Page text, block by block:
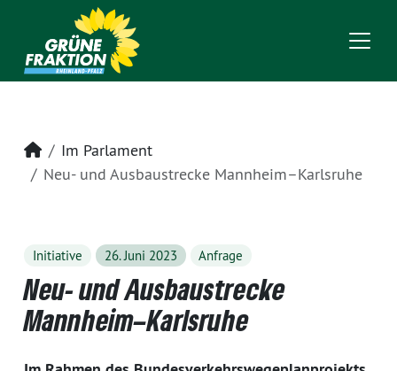
Startseite
Im Parlament
Neu- und Ausbaustrecke Mannheim–Karlsruhe
Initiative 26. Juni 2023 Anfrage
Neu- und Ausbaustrecke
Mannheim–Karlsruhe